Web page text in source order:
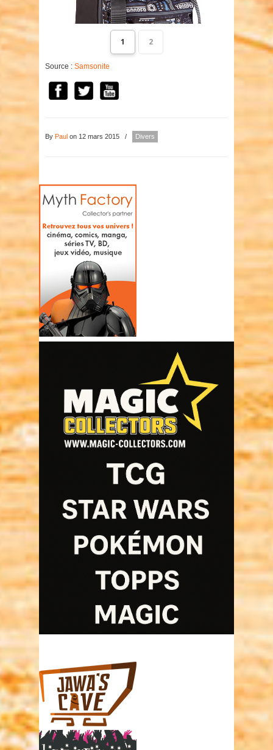
1 2
Source : Samsonite
By Paul on 12 mars 2015 / Divers